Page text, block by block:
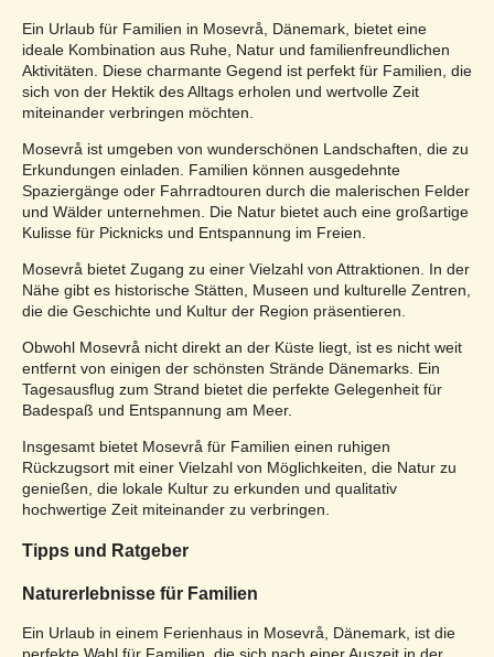
Ein Urlaub für Familien in Mosevrå, Dänemark, bietet eine
ideale Kombination aus Ruhe, Natur und familienfreundlichen
Aktivitäten. Diese charmante Gegend ist perfekt für Familien, die
sich von der Hektik des Alltags erholen und wertvolle Zeit
miteinander verbringen möchten.
Mosevrå ist umgeben von wunderschönen Landschaften, die zu
Erkundungen einladen. Familien können ausgedehnte
Spaziergänge oder Fahrradtouren durch die malerischen Felder
und Wälder unternehmen. Die Natur bietet auch eine großartige
Kulisse für Picknicks und Entspannung im Freien.
Mosevrå bietet Zugang zu einer Vielzahl von Attraktionen. In der
Nähe gibt es historische Stätten, Museen und kulturelle Zentren,
die die Geschichte und Kultur der Region präsentieren.
Obwohl Mosevrå nicht direkt an der Küste liegt, ist es nicht weit
entfernt von einigen der schönsten Strände Dänemarks. Ein
Tagesausflug zum Strand bietet die perfekte Gelegenheit für
Badespaß und Entspannung am Meer.
Insgesamt bietet Mosevrå für Familien einen ruhigen
Rückzugsort mit einer Vielzahl von Möglichkeiten, die Natur zu
genießen, die lokale Kultur zu erkunden und qualitativ
hochwertige Zeit miteinander zu verbringen.
Tipps und Ratgeber
Naturerlebnisse für Familien
Ein Urlaub in einem Ferienhaus in Mosevrå, Dänemark, ist die